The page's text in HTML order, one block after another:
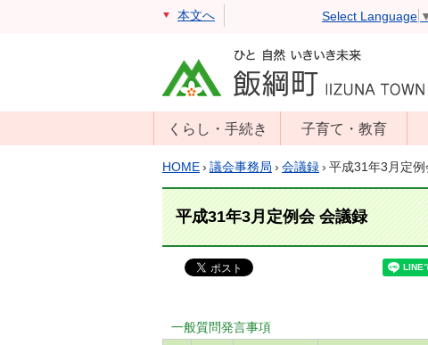
本文へ Select Language
くらし・手続き
戸籍・住民票・
住民登録
マイナンバー
消防・防災
子育て・教育
年齢別子育て情
子育て支援
HOME› 議会事務局 › 会議録› 平成31年3月定
平成31年3月定例会 会議録
一般質問発言事項